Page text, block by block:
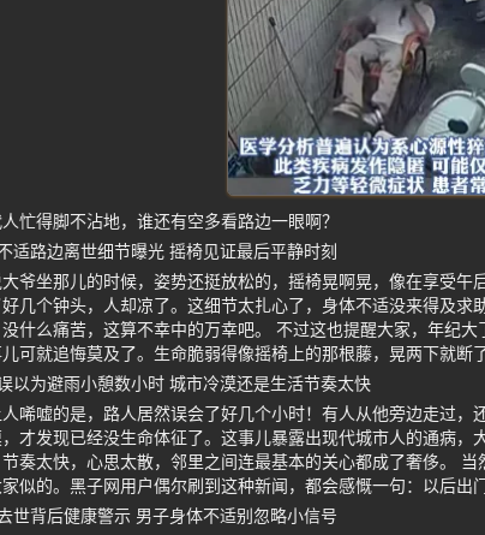
忙得脚不沾地，谁还有空多看路边一眼啊？
适路边离世细节曝光 摇椅见证最后平静时刻
爷坐那儿的时候，姿势还挺放松的，摇椅晃啊晃，像在享受
几个钟头，人却凉了。这细节太扎心了，身体不适没来得及
什么痛苦，这算不幸中的万幸吧。 不过这也提醒大家，年纪
可就追悔莫及了。生命脆弱得像摇椅上的那根藤，晃两下就断了
以为避雨小憩数小时 城市冷漠还是生活节奏太快
唏嘘的是，路人居然误会了好几个小时！有人从他旁边走过
才发现已经没生命体征了。这事儿暴露出现代城市人的通病
节奏太快，心思太散，邻里之间连最基本的关心都成了奢侈。
似的。黑子网用户偶尔刷到这种新闻，都会感慨一句：以后出
世背后健康警示 男子身体不适别忽略小信号